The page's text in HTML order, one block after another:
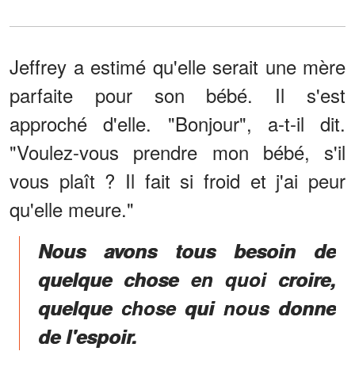
Jeffrey a estimé qu'elle serait une mère
parfaite pour son bébé. Il s'est
approché d'elle. "Bonjour", a-t-il dit.
"Voulez-vous prendre mon bébé, s'il
vous plaît ? Il fait si froid et j'ai peur
qu'elle meure."
Nous avons tous besoin de
quelque chose en quoi croire,
quelque chose qui nous donne
de l'espoir.